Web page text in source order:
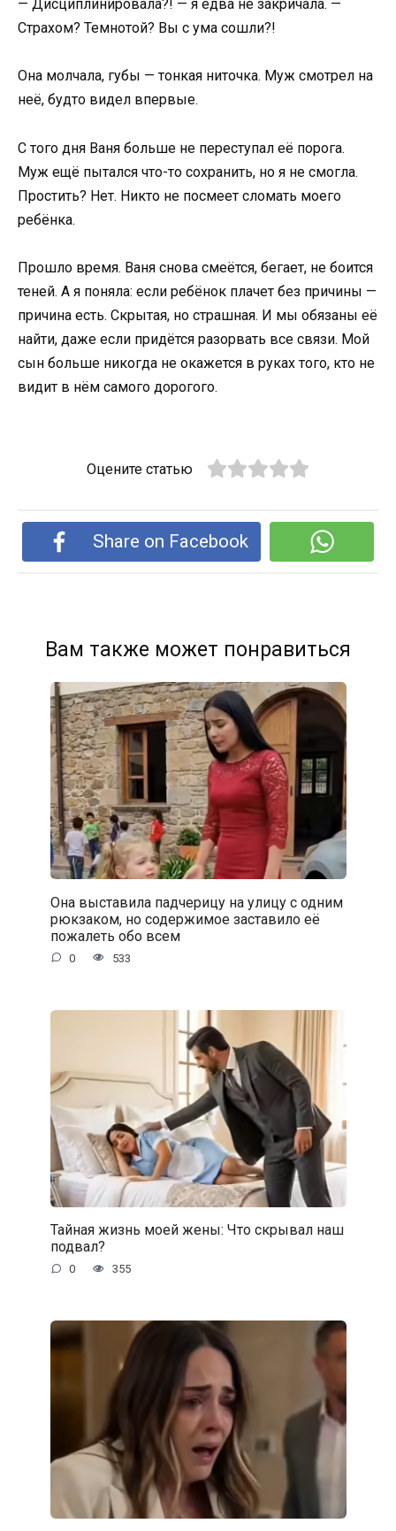
— Дисциплинировала?! — я едва не закричала. —
Страхом? Темнотой? Вы с ума сошли?!
Она молчала, губы — тонкая ниточка. Муж смотрел на
неё, будто видел впервые.
С того дня Ваня больше не переступал её порога.
Муж ещё пытался что-то сохранить, но я не смогла.
Простить? Нет. Никто не посмеет сломать моего
ребёнка.
Прошло время. Ваня снова смеётся, бегает, не боится
теней. А я поняла: если ребёнок плачет без причины —
причина есть. Скрытая, но страшная. И мы обязаны её
найти, даже если придётся разорвать все связи. Мой
сын больше никогда не окажется в руках того, кто не
видит в нём самого дорогого.
Оцените статью
Share on Facebook
Вам также может понравиться
Она выставила падчерицу на улицу с одним
рюкзаком, но содержимое заставило её
пожалеть обо всем
0 533
Тайная жизнь моей жены: Что скрывал наш
подвал?
0 355